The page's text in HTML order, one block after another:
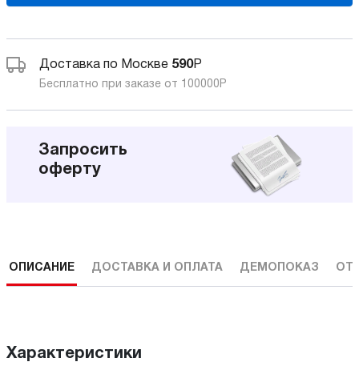
Доставка по Москве 590Р
Бесплатно при заказе от 100000 Р
Запросить
оферту
ОПИСАНИЕ ДОСТАВКА И ОПЛАТА ДЕМОПОКАЗ
Характеристики